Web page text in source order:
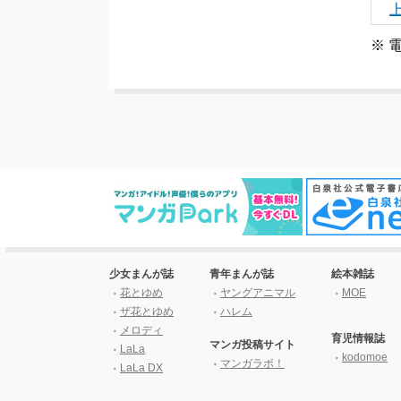
※
少女まんが誌
花とゆめ
ザ花とゆめ
メロディ
LaLa
LaLa DX
青年まんが誌
ヤングアニマル
ハレム
マンガ投稿サイト
マンガラボ！
絵本雑誌
MOE
育児情報誌
kodomoe